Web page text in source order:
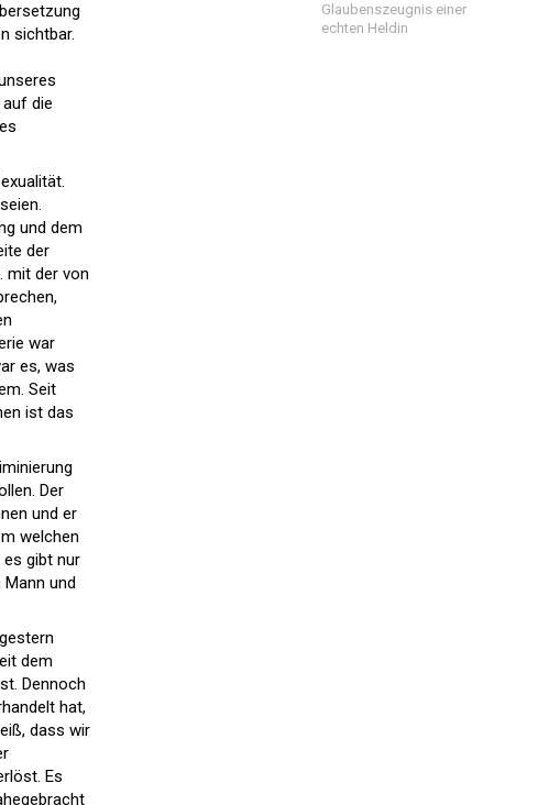
sichtbar.
die
und dem
der
mit der von
war
es, was
Seit
ist das
Der
und er
welchen
es gibt nur
und
dem
Dennoch
hat,
dass wir
Es
Glaubenszeugnis einer
echten Heldin